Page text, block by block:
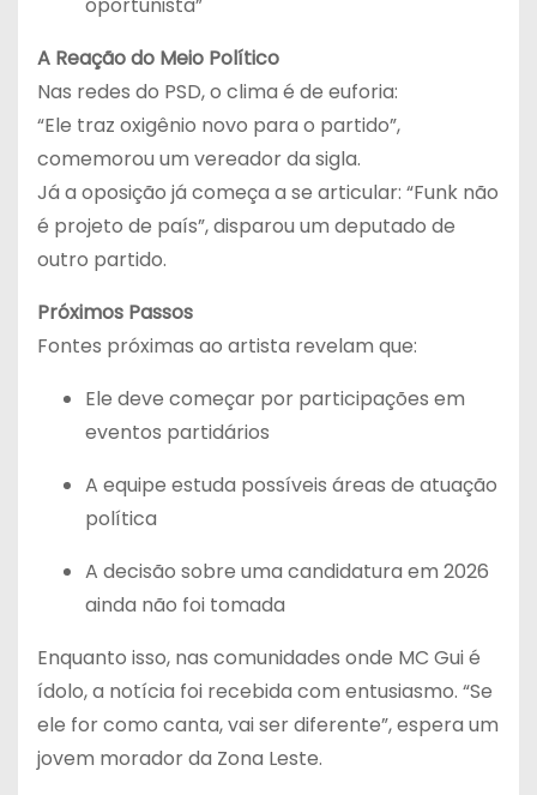
A Reação do Meio Político
Nas redes do PSD, o clima é de euforia:
“Ele traz oxigênio novo para o partido”,
comemorou um vereador da sigla.
Já a oposição já começa a se articular: “Funk não
é projeto de país”, disparou um deputado de
outro partido.
Próximos Passos
Fontes próximas ao artista revelam que:
Ele deve começar por participações em
eventos partidários
A equipe estuda possíveis áreas de atuação
política
A decisão sobre uma candidatura em 2026
ainda não foi tomada
Enquanto isso, nas comunidades onde MC Gui é
ídolo, a notícia foi recebida com entusiasmo. “Se
ele for como canta, vai ser diferente”, espera um
jovem morador da Zona Leste.